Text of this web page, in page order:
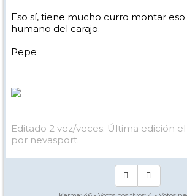
Eso sí, tiene mucho curro montar
humano del carajo.
Pepe
Editado 2 vez/veces. Última edición el
por nevasport.